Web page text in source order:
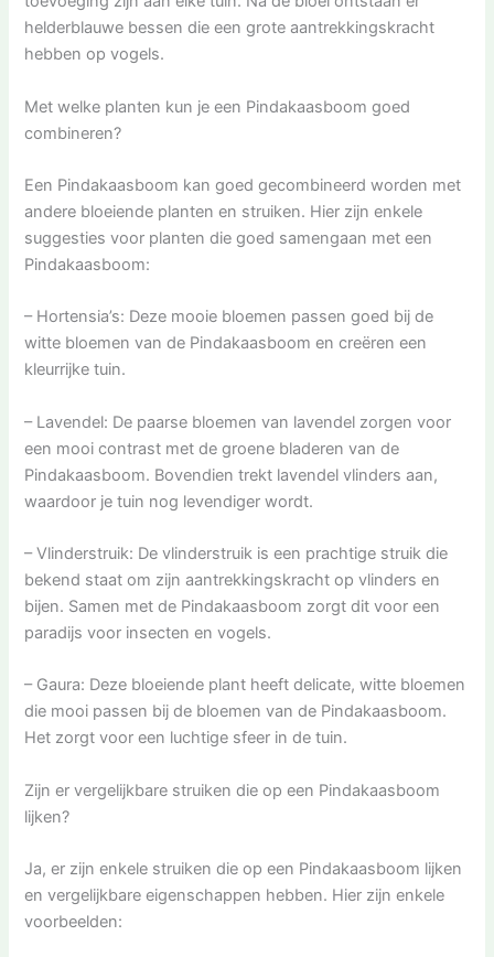
helderblauwe bessen die een grote aantrekkingskracht
hebben op vogels.
Met welke planten kun je een Pindakaasboom goed
combineren?
Een Pindakaasboom kan goed gecombineerd worden met
andere bloeiende planten en struiken. Hier zijn enkele
suggesties voor planten die goed samengaan met een
Pindakaasboom:
– Hortensia’s: Deze mooie bloemen passen goed bij de
witte bloemen van de Pindakaasboom en creëren een
kleurrijke tuin.
– Lavendel: De paarse bloemen van lavendel zorgen voor
een mooi contrast met de groene bladeren van de
Pindakaasboom. Bovendien trekt lavendel vlinders aan,
waardoor je tuin nog levendiger wordt.
– Vlinderstruik: De vlinderstruik is een prachtige struik die
bekend staat om zijn aantrekkingskracht op vlinders en
bijen. Samen met de Pindakaasboom zorgt dit voor een
paradijs voor insecten en vogels.
– Gaura: Deze bloeiende plant heeft delicate, witte bloemen
die mooi passen bij de bloemen van de Pindakaasboom.
Het zorgt voor een luchtige sfeer in de tuin.
Zijn er vergelijkbare struiken die op een Pindakaasboom
lijken?
Ja, er zijn enkele struiken die op een Pindakaasboom lijken
en vergelijkbare eigenschappen hebben. Hier zijn enkele
voorbeelden: